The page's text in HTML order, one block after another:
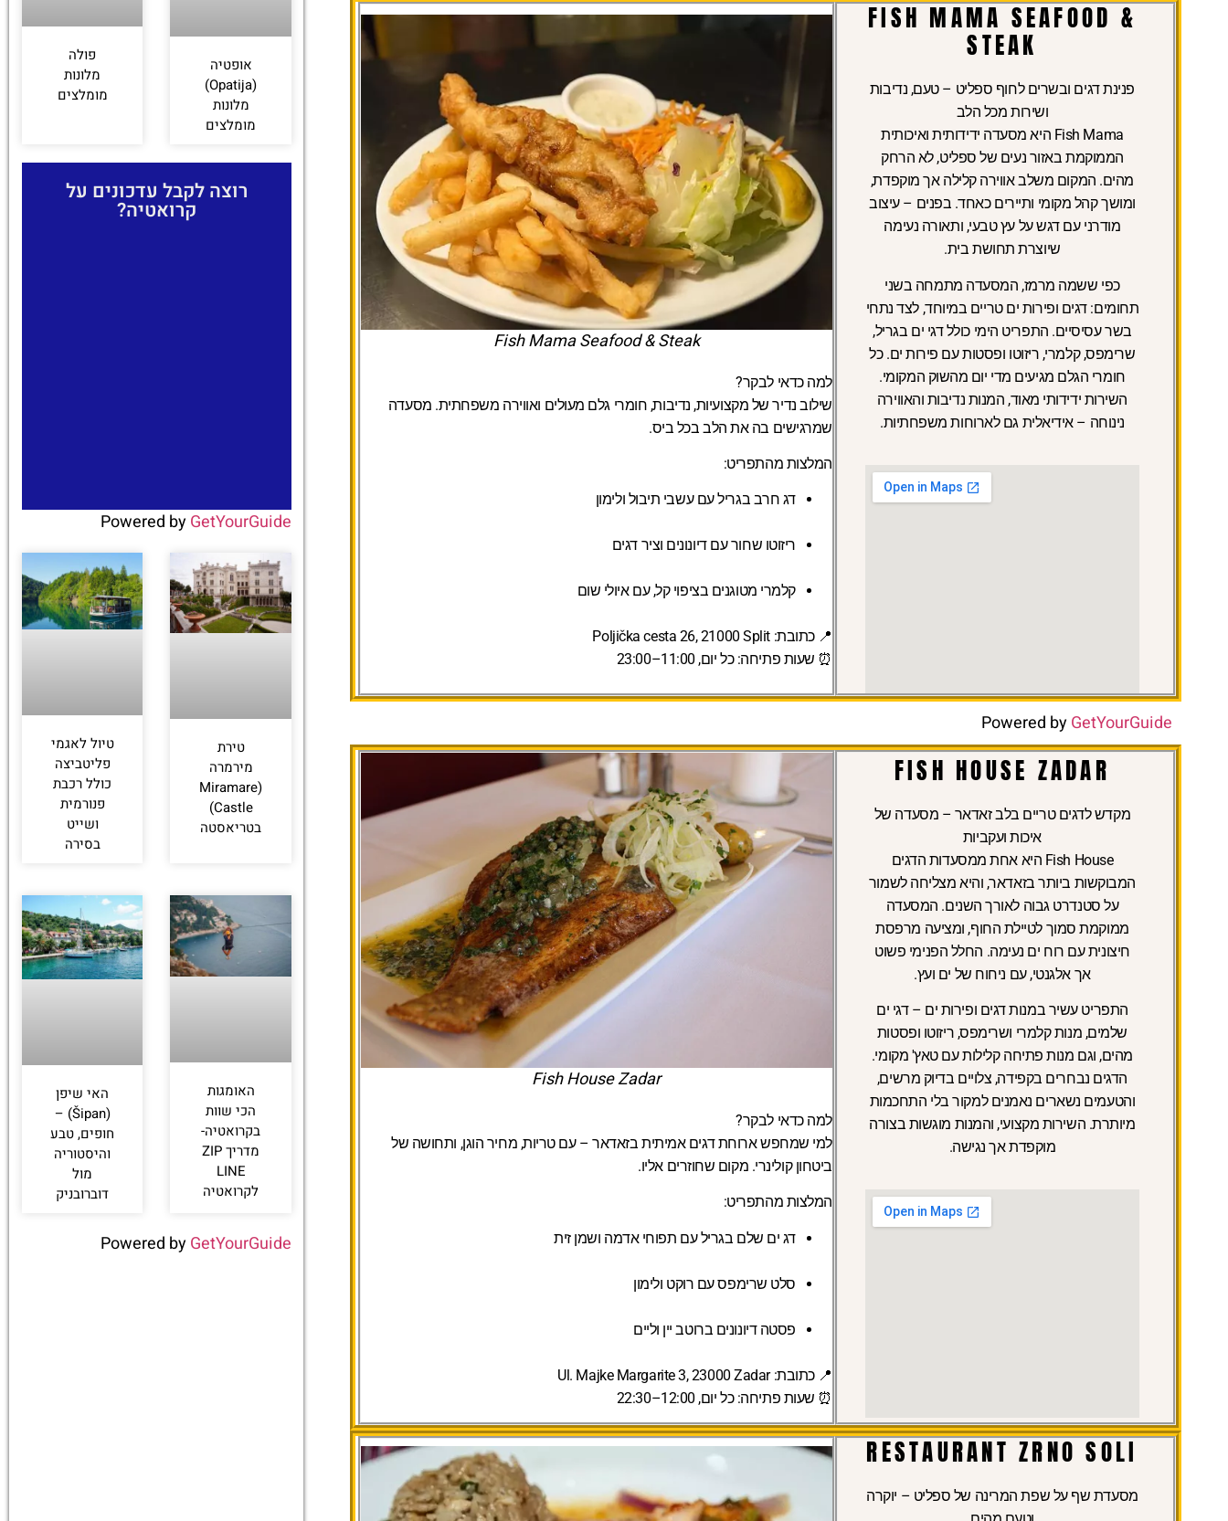
FISH MAMA SEAFOOD &
STEAK
פנינת דגים ובשרים לחוף ספליט – טעם, נדיבות
ושירות מכל הלב
Fish Mama היא מסעדה ידידותית ואיכותית
הממוקמת באזור נעים של ספליט, לא הרחק
מהים. המקום משלב אווירה קלילה אך מוקפדת,
ומושך קהל מקומי ותיירים כאחד. בפנים – עיצוב
מודרני עם דגש על עץ טבעי, ותאורה נעימה
שיוצרת תחושת בית.
כפי ששמה מרמז, המסעדה מתמחה בשני
תחומים: דגים ופירות ים טריים במיוחד, לצד נתחי
בשר עסיסיים. התפריט הימי כולל דגי ים בגריל,
שרימפס, קלמרי, ריזוטו ופסטות עם פירות ים. כל
חומרי הגלם מגיעים מדי יום מהשוק המקומי.
השירות ידידותי מאוד, המנות נדיבות והאווירה
נינוחה – אידיאלית גם לארוחות משפחתיות.
Fish Mama Seafood & Steak
למה כדאי לבקר?
שילוב נדיר של מקצועיות, נדיבות, חומרי גלם מעולים ואווירה משפחתית. מסעדה
שמרגישים בה את הלב בכל ביס.
המלצות מהתפריט:
דג חרב בגריל עם עשבי תיבול ולימון
ריזוטו שחור עם דיונונים וציר דגים
קלמרי מטוגנים בציפוי קל, עם איולי שום
📍כתובת: Poljička cesta 26, 21000 Split
⏰ שעות פתיחה: כל יום, 11:00–23:00
Powered byGetYourGuide
FISH HOUSE ZADAR
מקדש לדגים טריים בלב זאדאר – מסעדה של
איכות ועקביות
Fish House היא אחת ממסעדות הדגים
המבוקשות ביותר בזאדאר, והיא מצליחה לשמור
על סטנדרט גבוה לאורך השנים. המסעדה
ממוקמת סמוך לטיילת החוף, ומציעה מרפסת
חיצונית עם רוח ים נעימה. החלל הפנימי פשוט
אך אלגנטי, עם ניחוח של ים ועץ.
התפריט עשיר במנות דגים ופירות ים – דגי ים
שלמים, מנות קלמרי ושרימפס, ריזוטו ופסטות
מהים, וגם מנות פתיחה קלילות עם טאץ' מקומי.
הדגים נבחרים בקפידה, צלויים בדיוק מרשים,
והטעמים נשארים נאמנים למקור בלי התחכמות
מיותרת. השירות מקצועי, והמנות מוגשות בצורה
מוקפדת אך נגישה.
Fish House Zadar
למה כדאי לבקר?
למי שמחפש ארוחת דגים אמיתית בזאדאר – עם טריות, מחיר הוגן, ותחושה של
ביטחון קולינרי. מקום שחוזרים אליו.
המלצות מהתפריט:
דג ים שלם בגריל עם תפוחי אדמה ושמן זית
סלט שרימפס עם רוקט ולימון
פסטה דיונונים ברוטב יין וליים
📍כתובת: Ul. Majke Margarite 3, 23000 Zadar
⏰ שעות פתיחה: כל יום, 12:00–22:30
RESTAURANT ZRNO SOLI
מסעדת שף על שפת המרינה של ספליט – יוקרה
אופטיה
(Opatija)
מלונות
מומלצים
פולה
מלונות
מומלצים
רוצה לקבל עדכונים על
קרואטיה?
Powered byGetYourGuide
טירת
מירמרה
(Miramare
Castle)
בטריאסטה
טיול לאגמי
פליטביצה
כולל רכבת
פנורמית
ושייט
בסירה
האומגות
הכי שוות
בקרואטיה-
מדריך ZIP
LINE
לקרואטיה
האי שיפן
(Šipan) –
חופים, טבע
והיסטוריה
מול
דוברובניק
Powered byGetYourGuide